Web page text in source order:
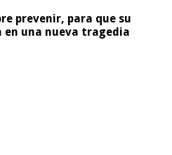
prevenir, para que su
en una nueva tragedia